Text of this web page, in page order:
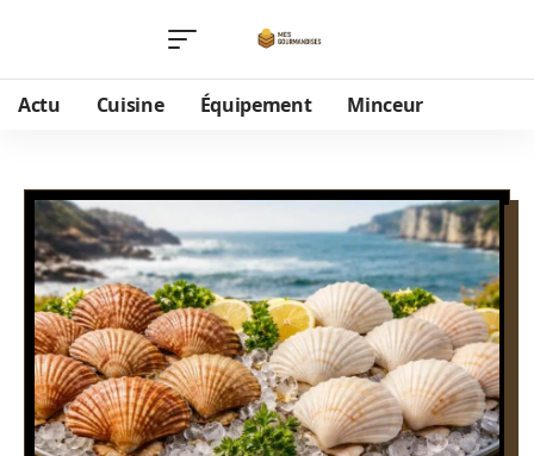
Actu Cuisine Équipement Minceur